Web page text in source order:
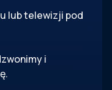
lub telewizji pod
i